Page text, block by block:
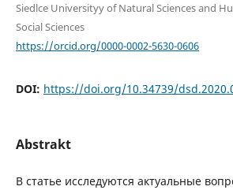
Siedlce Universityy of Natural Sciences and
Social Sciences
https://orcid.org/0000-0002-5630-0606
DOI: https://doi.org/10.34739/
Abstrakt
В статье исследуются актуальные